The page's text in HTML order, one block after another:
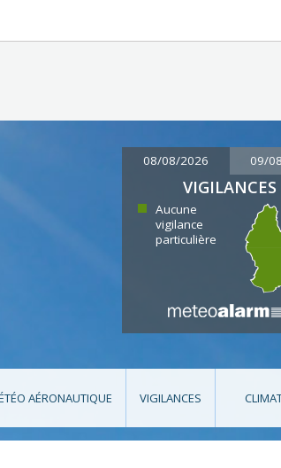
08/08/2026 09/
VIGILANCES
Aucune
vigilance
particulière
AÉRONAUTIQUE VIGILANCES